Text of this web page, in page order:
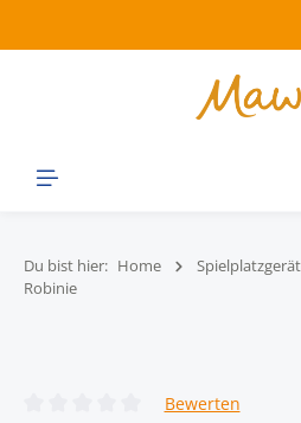
Du bist hier: Home
Robinie
Bewerten